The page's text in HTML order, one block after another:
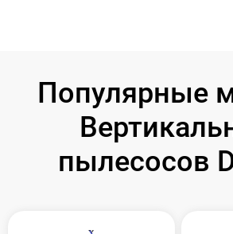
Популярные
пылесосов